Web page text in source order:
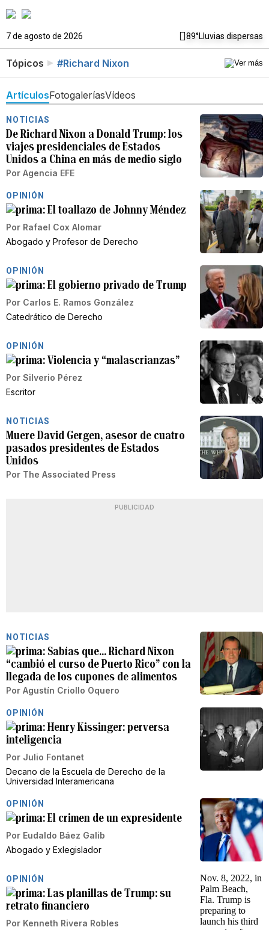
7 de agosto de 2026 89°Lluvias dispersas
Tópicos #Richard Nixon
ArtículosFotogaleríasVídeos
NOTICIAS
De Richard Nixon a Donald Trump: los
viajes presidenciales de Estados
Unidos a China en más de medio siglo
Por Agencia EFE
OPINIÓN
El toallazo de Johnny Méndez
Por Rafael Cox Alomar
Abogado y Profesor de Derecho
OPINIÓN
El gobierno privado de Trump
Por Carlos E. Ramos González
Catedrático de Derecho
OPINIÓN
Violencia y “malascrianzas”
Por Silverio Pérez
Escritor
NOTICIAS
Muere David Gergen, asesor de cuatro
pasados presidentes de Estados
Unidos
Por The Associated Press
PUBLICIDAD
NOTICIAS
Sabías que... Richard Nixon
“cambió el curso de Puerto Rico” con la
llegada de los cupones de alimentos
Por Agustín Criollo Oquero
OPINIÓN
Henry Kissinger: perversa
inteligencia
Por Julio Fontanet
Decano de la Escuela de Derecho de la
Universidad Interamericana
OPINIÓN
El crimen de un expresidente
Por Eudaldo Báez Galib
Abogado y Exlegislador
OPINIÓN
Las planillas de Trump: su
retrato financiero
Por Kenneth Rivera Robles